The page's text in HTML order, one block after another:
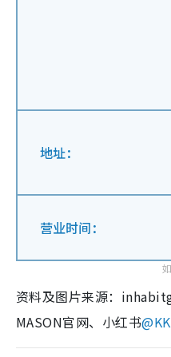
地址：
营业时间：
资料及图片来源：
MASON官网、小红书@